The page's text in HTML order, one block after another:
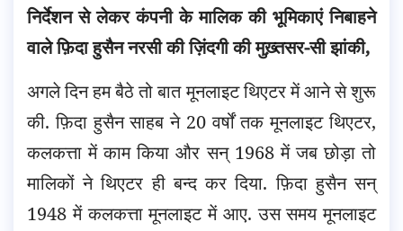
निर्देशन से लेकर कंपनी के मालिक की भूमिकाएं निबाहने
वाले फ़िदा हुसैन नरसी की ज़िंदगी की मुख़्तसर-सी झांकी,
अगले दिन हम बैठे तो बात मूनलाइट थिएटर में आने से शुरू
की. फ़िदा हुसैन साहब ने 20 वर्षों तक मूनलाइट थिएटर,
कलकत्ता में काम किया और सन्‌ 1968 में जब छोड़ा तो
मालिकों ने थिएटर ही बन्द कर दिया. फ़िदा हुसैन सन्‌
1948 में कलकत्ता मूनलाइट में आए. उस समय मूनलाइट